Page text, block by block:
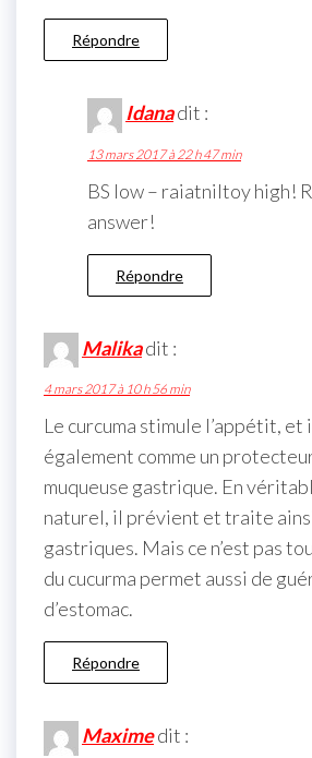
Répondre
Idanadit :
13 mars 2017 à 22 h 47 min
BS low – raiatniltoy high!
answer!
Répondre
Malikadit :
4 mars 2017 à 10 h 56 min
Le curcuma stimule l’appétit, et
également comme un
muqueuse gastrique. En
naturel, il prévient et traite
gastriques. Mais ce n’est pas
du cucurma permet aussi de
d’estomac.
Répondre
Maximedit :